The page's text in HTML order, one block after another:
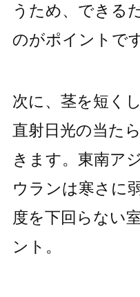
うため、できる
のがポイントです
次に、茎を短く
直射日光の当た
きます。東南ア
ウランは寒さに
度を下回らない
ント。